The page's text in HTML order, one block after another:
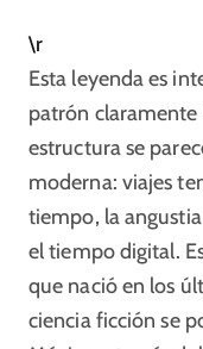
\r
Esta leyenda es
patrón
estructura se
moderna: viajes
tiempo, la
el tiempo digital.
que nació en los
ciencia ficción se